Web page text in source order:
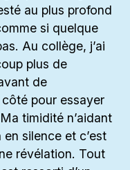
au plus profond
si quelque
Au collège, j’ai
plus de
de
pour essayer
timidité n’aidant
silence et c’est
révélation. Tout